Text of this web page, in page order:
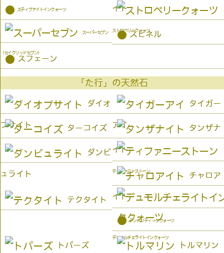
イト
● スティブナイトインクォーツ
ストロベリークォーツ
スーパーセブン
（セイクリッドセブン）
● スピネル
● スフェーン
「た行」の天然石
ダイオ
プサイト
タイガー
アイ
ターコイズ タンザナ
イト
ダンビ
ュライト ティファニーストーン チャロア
イト
テクタイト
デュモルチェライトインクォーツ
● デンドリティッククォーツ
トパーズ トルマリン